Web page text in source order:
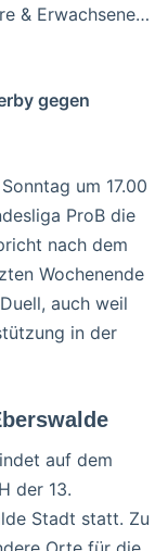
& Erwachsene…
gegen
um 17.00
ProB die
nach dem
Wochenende
auch weil
in der
auf dem
der 13.
Stadt statt. Zu